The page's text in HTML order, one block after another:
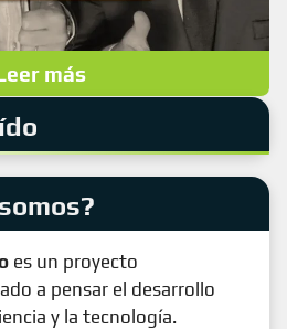
más
es un proyecto
a pensar el desarrollo
y la tecnología.